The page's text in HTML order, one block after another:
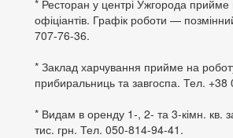
* Ресторан у центрі Ужгорода прийме
офіціантів. Графік роботи —
707-76-36.
* Заклад харчування прийме на
прибиральниць та завгоспа. Тел.
* Видам в оренду 1-, 2- та 3-кімн. кв.
тис. грн. Тел. 050-814-94-41.